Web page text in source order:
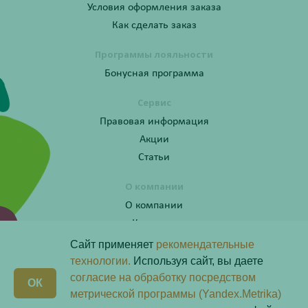
Условия оформления заказа
Как сделать заказ
Программы лояльности
Бонусная программа
Сервис
Правовая информация
Акции
Статьи
О компании
О компании
Контакты
Получите консультацию по телефону:
8 (800) 201-40-60 доб. 4
Сайт применяет рекомендательные
технологии. Используя сайт, вы даете
согласие на обработку посредством
метрической программы (Yandex.Metrika)
ОК